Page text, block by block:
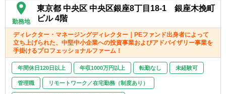
■投資業務やマネジメントキャリアへのチャ
- 手を上げれば投資業務へもチャレンジ可能
- 投資先の取締役就任を通じて、経営に関与
することも可能
■スタートアップならではの裁量の大きさ
- 個人の裁量が大きい環境での業務が可能
- 立場や役職関係なく意見交換ができ、か
つ、それが実行されやすい風通しのよい職場
※興味があれば、グループ会社にて税務業務
※ご希望に応じて、投資業務とアドバイザリ
ー業務の両方に従事いただくこともできます
【投資業務】
■投資案件のソーシング、提案資料の作成、
ビジネス・財務分析、バリュエーション、投
勤務地
東京都 中央区 中央区銀座8丁目18-1 銀座木挽町
ビル 4階
ディレクター・マネージングディレクター｜PEファンド出身者によって
立ち上げられた、中堅中小企業への投資事業およびアドバイザリー事業を
手掛けるプロフェッショナルファーム！
年間休日120日以上 年収1000万円以上 転勤なし 未経験可
管理職 リモートワーク／在宅勤務（制度あり）